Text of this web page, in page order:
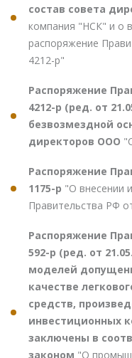
состав совета
компания "НСК" и о
распоряжение
4212-р"
Распоряжение
4212-р (ред. от
безвозмездной
директоров ООО
Распоряжение
1175-р "О внесении
Правительства РФ
Распоряжение
592-р (ред. от
моделей
качестве
средств,
инвестиционных
заключены в
законом "О